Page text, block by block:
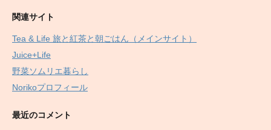
関連サイト
Tea & Life 旅と紅茶と朝ごはん（メインサイト）
Juice+Life
野菜ソムリエ暮らし
Norikoプロフィール
最近のコメント